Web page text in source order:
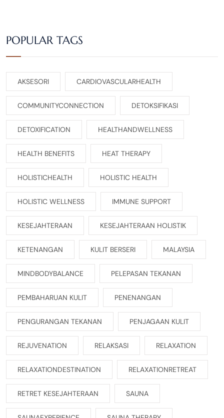
POPULAR TAGS
AKSESORI CARDIOVASCULARHEALTH
COMMUNITYCONNECTION DETOKSIFIKASI
DETOXIFICATION HEALTHANDWELLNESS
HEALTH BENEFITS HEAT THERAPY
HOLISTICHEALTH HOLISTIC HEALTH
HOLISTIC WELLNESS IMMUNE SUPPORT
KESEJAHTERAAN KESEJAHTERAAN HOLISTIK
KETENANGAN KULIT BERSERI MALAYSIA
MINDBODYBALANCE PELEPASAN TEKANAN
PEMBAHARUAN KULIT PENENANGAN
PENGURANGAN TEKANAN PENJAGAAN KULIT
REJUVENATION RELAKSASI RELAXATION
RELAXATIONDESTINATION RELAXATIONRETREAT
RETRET KESEJAHTERAAN SAUNA